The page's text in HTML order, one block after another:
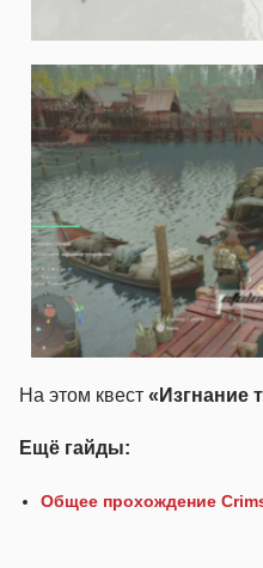
На этом квест «Изгнание
Ещё гайды:
Общее прохождение